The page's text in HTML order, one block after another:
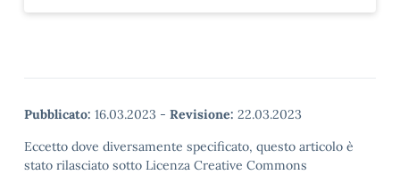
Pubblicato: 16.03.2023 - Revisione: 22.03.2023
Eccetto dove diversamente specificato, questo articolo è
stato rilasciato sotto Licenza Creative Commons